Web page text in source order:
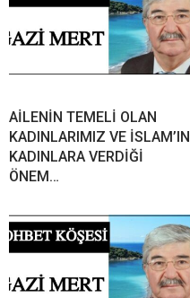
AİLENİN TEMELİ OLAN
KADINLARIMIZ VE İSLAM’IN
KADINLARA VERDİĞİ
ÖNEM…